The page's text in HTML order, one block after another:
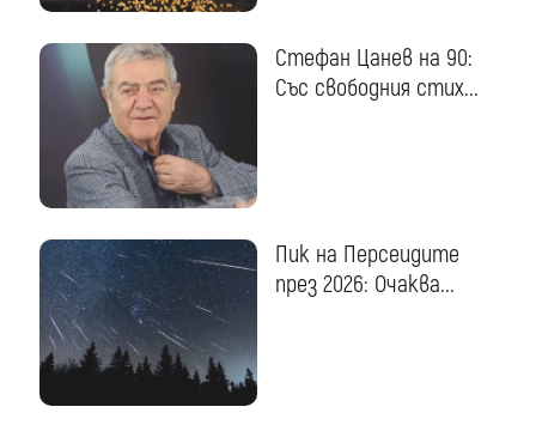
Стефан Цанев на 90:
Със свободния стих...
Пик на Персеидите
през 2026: Очаква...